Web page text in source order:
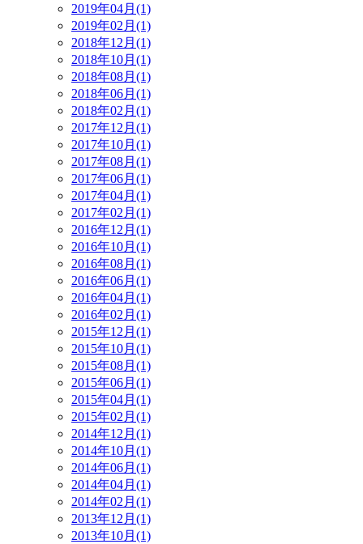
2019年04月(1)
2019年02月(1)
2018年12月(1)
2018年10月(1)
2018年08月(1)
2018年06月(1)
2018年02月(1)
2017年12月(1)
2017年10月(1)
2017年08月(1)
2017年06月(1)
2017年04月(1)
2017年02月(1)
2016年12月(1)
2016年10月(1)
2016年08月(1)
2016年06月(1)
2016年04月(1)
2016年02月(1)
2015年12月(1)
2015年10月(1)
2015年08月(1)
2015年06月(1)
2015年04月(1)
2015年02月(1)
2014年12月(1)
2014年10月(1)
2014年06月(1)
2014年04月(1)
2014年02月(1)
2013年12月(1)
2013年10月(1)